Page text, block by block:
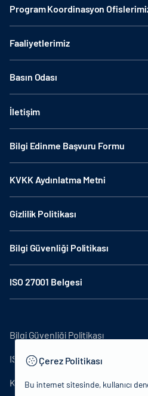
Program Koordinasyon
Faaliyetlerimiz
Basın Odası
İletişim
Bilgi Edinme Başvuru Formu
KVKK Aydınlatma Metni
Gizlilik Politikası
Bilgi Güvenliği Politikası
ISO 27001 Belgesi
Bilgi Güvenliği Politikası
ISO27001
KVKK Aydınlatma Metni
Çerez Politikası
Bu internet sitesinde, kullanıcı